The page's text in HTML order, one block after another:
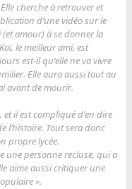
cherche à retrouver et
d’une vidéo sur le
amour) àse donner la
le meilleur ami, est
est-il qu’elle ne va vivre
Elle aura aussi tout au
avant de mourir.
il est compliqué d’en dire
l’histoire. Tout sera donc
propre lycée.
une personne recluse, qui a
aime aussi critiquer une
».